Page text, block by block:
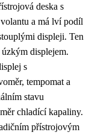
deska s
a má lví podíl
displeji. Ten
displejem.
s
tempomat a
stavu
chladící kapaliny.
přístrojovým